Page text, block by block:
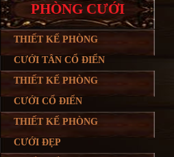
PHÒNG CƯỚI
THIẾT KẾ PHÒNG
CƯỚI TÂN CỔ ĐIỂN
THIẾT KẾ PHÒNG
CƯỚI CỔ ĐIỂN
THIẾT KẾ PHÒNG
CƯỚI ĐẸP